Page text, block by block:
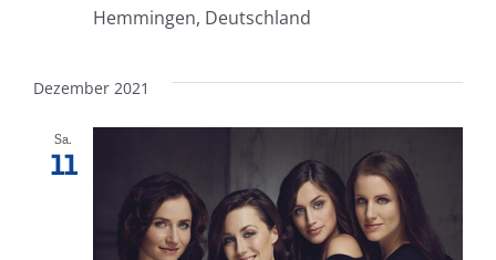
Hemmingen, Deutschland
Dezember 2021
Sa.
11